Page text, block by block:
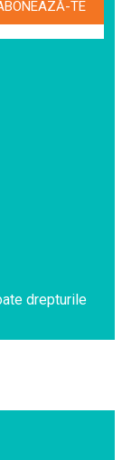
drepturile